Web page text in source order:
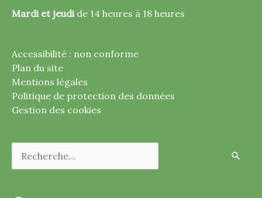
Mardi et jeudi de 14 heures à 18 heures
Accessibilité : non conforme
Plan du site
Mentions légales
Politique de protection des données
Gestion des cookies